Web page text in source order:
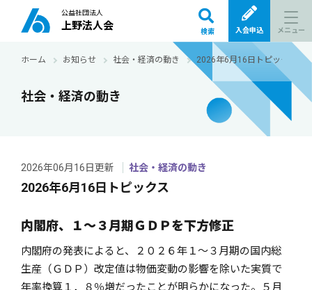
公益社団法人
上野法人会 検索 入会申込 メニュー
ホーム お知らせ 社会・経済の動き 2026年6月16日トピックス
社会・経済の動き
2026年06月16日更新 社会・経済の動き
2026年6月16日トピックス
内閣府、１～３月期ＧＤＰを下方修正
内閣府の発表によると、２０２６年１～３月期の国内総
生産（ＧＤＰ）改定値は物価変動の影響を除いた実質で
年率換算１．８％増だったことが明らかになった。５月